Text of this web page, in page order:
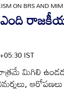
ON BRS AND
IST
మిగిలి
ఆరోపణలు